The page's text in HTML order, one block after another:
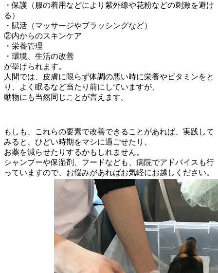
・保護（服の着用などにより紫外線や花粉などの刺激を避け
る）
・賦活（マッサージやブラッシングなど）
②内からのスキンケア
・栄養管理
・環境、生活の改善
が挙げられます。
人間では、皮膚に限らず体調の悪い時に栄養やビタミンをと
り、よく眠るなど当たり前にしていますが、
動物にも当然同じことが言えます。
もしも、これらの要素で改善できることがあれば、実践して
みると、ひどい時期をマシに過ごせたり、
お薬を減らせたりするかもしれません。
シャンプーや保湿剤、フードなども、病院でアドバイスも行
っていますので、お悩みがあればお気軽にお越しください。